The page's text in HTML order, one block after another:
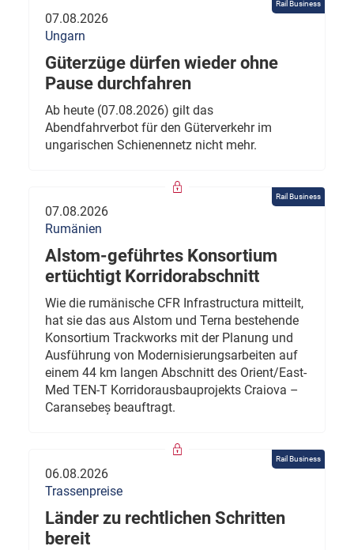
Rail Business
07.08.2026
Ungarn
Güterzüge dürfen wieder ohne
Pause durchfahren
Ab heute (07.08.2026) gilt das
Abendfahrverbot für den Güterverkehr im
ungarischen Schienennetz nicht mehr.
Rail Business
07.08.2026
Rumänien
Alstom-geführtes Konsortium
ertüchtigt Korridorabschnitt
Wie die rumänische CFR Infrastructura mitteilt,
hat sie das aus Alstom und Terna bestehende
Konsortium Trackworks mit der Planung und
Ausführung von Modernisierungsarbeiten auf
einem 44 km langen Abschnitt des Orient/East-
Med TEN-T Korridorausbauprojekts Craiova –
Caransebeș beauftragt.
Rail Business
06.08.2026
Trassenpreise
Länder zu rechtlichen Schritten
bereit